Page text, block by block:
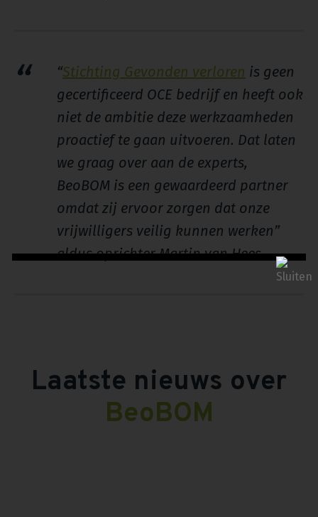
“Stichting Gevonden verloren is geen
gecertificeerd OCE bedrijf en heeft ook
niet de ambitie deze werkzaamheden
proactief te gaan uitvoeren. Dat laten
we graag over aan de experts,
BeoBOM is een gewaardeerd partner
omdat zij ervoor zorgen dat onze
vrijwilligers veilig kunnen werken”
aldus oprichter Martin van Hees.
Laatste nieuws over
BeoBOM